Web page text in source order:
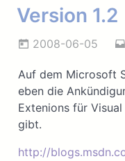
Version 1.2
2008-06-05
Auf dem Microsoft
eben die
Extenions für
gibt.
http://